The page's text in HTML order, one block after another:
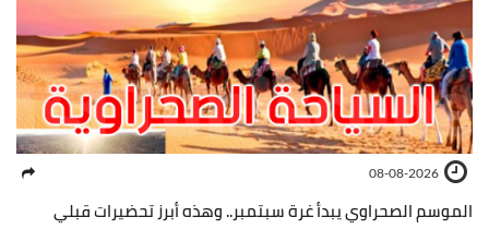
08-08-2026
الموسم الصحراوي يبدأ غرة سبتمبر.. وهذه أبرز تحضيرات قبلي